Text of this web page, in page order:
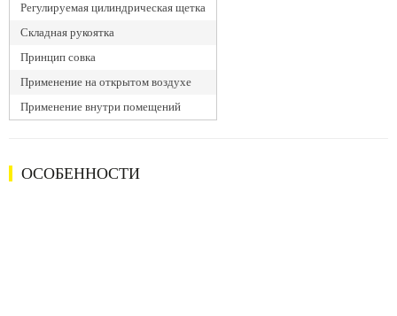
Регулируемая цилиндрическая щетка
Складная рукоятка
Принцип совка
Применение на открытом воздухе
Применение внутри помещений
ОСОБЕННОСТИ